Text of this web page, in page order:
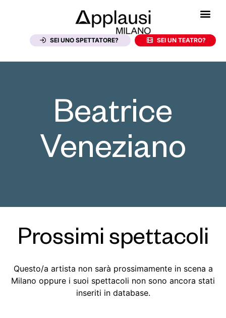
SEI UNO SPETTATORE? SEI UN TEATRO?
Beatrice
Veneziano
Prossimi spettacoli
Questo/a artista non sarà prossimamente in scena a
Milano oppure i suoi spettacoli non sono ancora stati
inseriti in database.